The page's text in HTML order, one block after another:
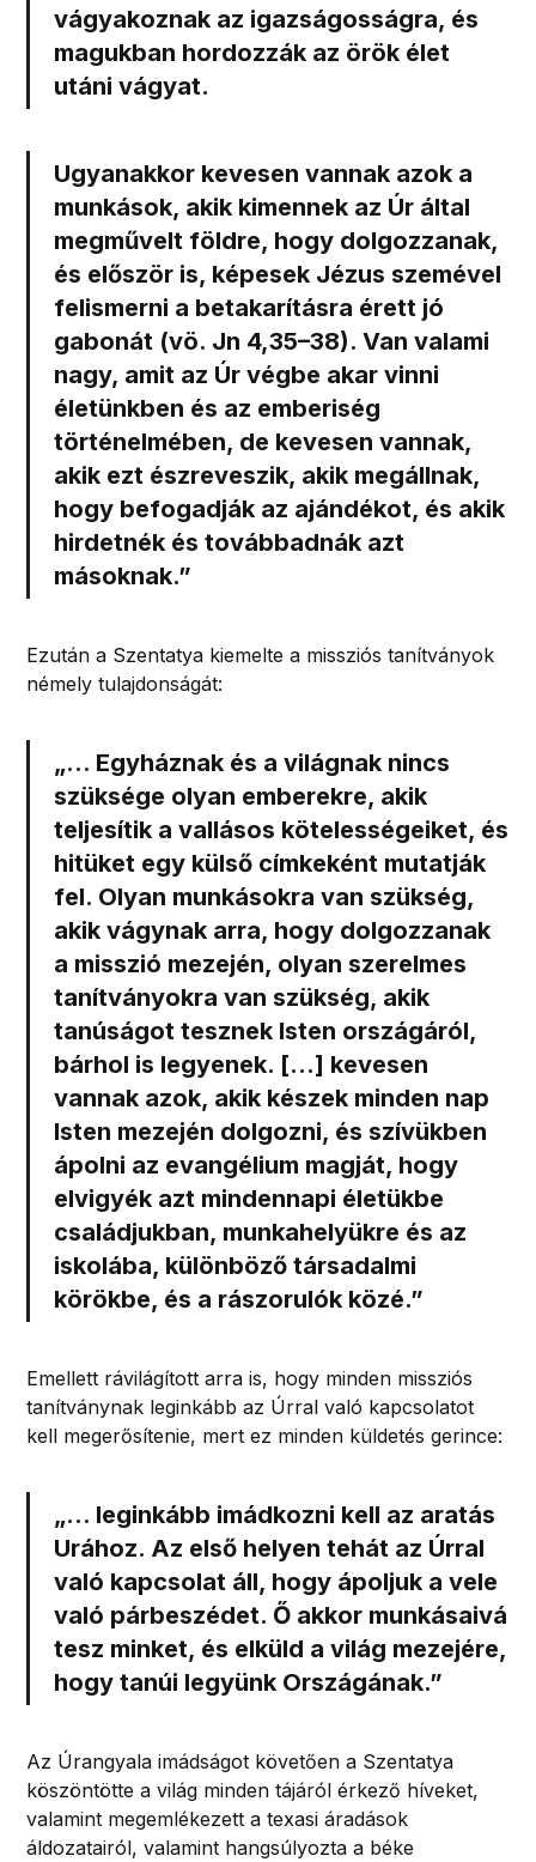
vágyakoznak az igazságosságra, és
magukban hordozzák az örök élet
utáni vágyat.
Ugyanakkor kevesen vannak azok a
munkások, akik kimennek az Úr által
megművelt földre, hogy dolgozzanak,
és először is, képesek Jézus szemével
felismerni a betakarításra érett jó
gabonát (vö. Jn 4,35–38).Van valami
nagy, amit az Úr végbe akar vinni
életünkben és az emberiség
történelmében, de kevesen vannak,
akik ezt észreveszik, akik megállnak,
hogy befogadják az ajándékot, és akik
hirdetnék és továbbadnák azt
másoknak.”
Ezután a Szentatya kiemelte a missziós tanítványok
némely tulajdonságát:
„… Egyháznak és a világnak nincs
szüksége olyan emberekre, akik
teljesítik a vallásos kötelességeiket, és
hitüket egy külső címkeként mutatják
fel. Olyan munkásokra van szükség,
akik vágynak arra, hogy dolgozzanak
a misszió mezején, olyan szerelmes
tanítványokra van szükség, akik
tanúságot tesznek Isten országáról,
bárhol is legyenek. […] kevesen
vannak azok, akik készek minden nap
Isten mezején dolgozni, és szívükben
ápolni az evangélium magját, hogy
elvigyék azt mindennapi életükbe
családjukban, munkahelyükre és az
iskolába, különböző társadalmi
körökbe, és a rászorulók közé.”
Emellett rávilágított arra is, hogy minden missziós
tanítványnak leginkább az Úrral való kapcsolatot
kell megerősítenie, mert ez minden küldetés gerince:
„… leginkább imádkozni kell az aratás
Urához. Az első helyen tehát az Úrral
való kapcsolat áll, hogy ápoljuk a vele
való párbeszédet. Ő akkor munkásaivá
tesz minket, és elküld a világ mezejére,
hogy tanúi legyünk Országának.”
Az Úrangyala imádságot követően a Szentatya
köszöntötte a világ minden tájáról érkező híveket,
valamint megemlékezett a texasi áradások
áldozatairól, valamint hangsúlyozta a béke